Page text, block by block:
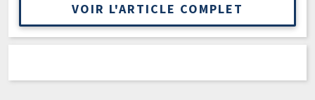
VOIR L'ARTICLE COMPLET